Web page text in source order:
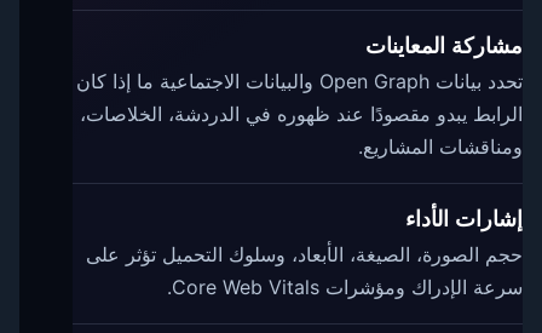
مشاركة المعاينات
تحدد بيانات Open Graph والبيانات الاجتماعية ما إذا كان
الرابط يبدو مقصودًا عند ظهوره في الدردشة، الخلاصات،
ومناقشات المشاريع.
إشارات الأداء
حجم الصورة، الصيغة، الأبعاد، وسلوك التحميل تؤثر على
سرعة الإدراك ومؤشرات Core Web Vitals.